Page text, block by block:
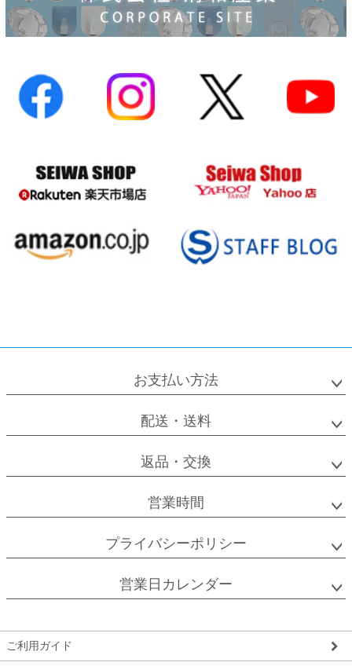
お支払い方法
配送・送料
返品・交換
営業時間
プライバシーポリシー
営業日カレンダー
ご利用ガイド